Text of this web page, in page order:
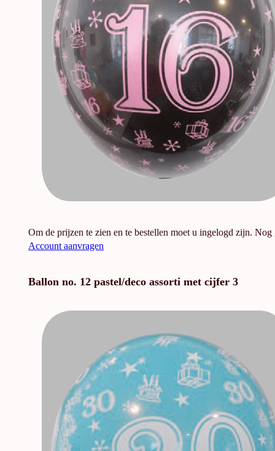
Om de prijzen te zien en te bestellen moet u ingelogd zijn. Nog
Account aanvragen
Ballon no. 12 pastel/deco assorti met cijfer 3